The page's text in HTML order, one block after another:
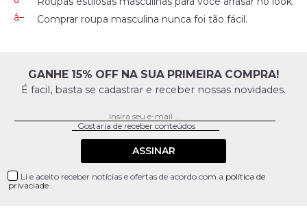
Comprar roupa masculina nunca foi tão fácil.
GANHE 15% OFF NA SUA PRIMEIRA COMPRA!
É facil, basta se cadastrar e receber nossas novidades.
ASSINAR
Li e aceito receber notícias e ofertas de acordo com a política de
privaciade